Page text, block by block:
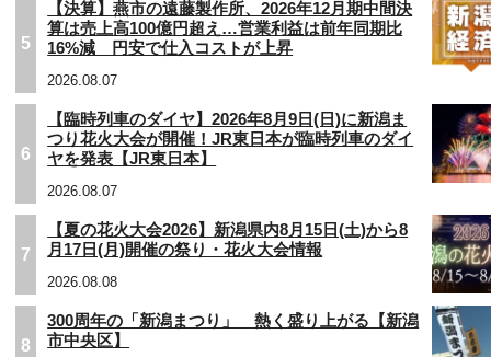
5
【決算】燕市の遠藤製作所、2026年12月期中間決
算は売上高100億円超え…営業利益は前年同期比
16%減 円安で仕入コストが上昇
2026.08.07
6
【臨時列車のダイヤ】2026年8月9日(日)に新潟ま
つり花火大会が開催！JR東日本が臨時列車のダイ
ヤを発表【JR東日本】
2026.08.07
7
【夏の花火大会2026】新潟県内8月15日(土)から8
月17日(月)開催の祭り・花火大会情報
2026.08.08
8
300周年の「新潟まつり」 熱く盛り上がる【新潟
市中央区】